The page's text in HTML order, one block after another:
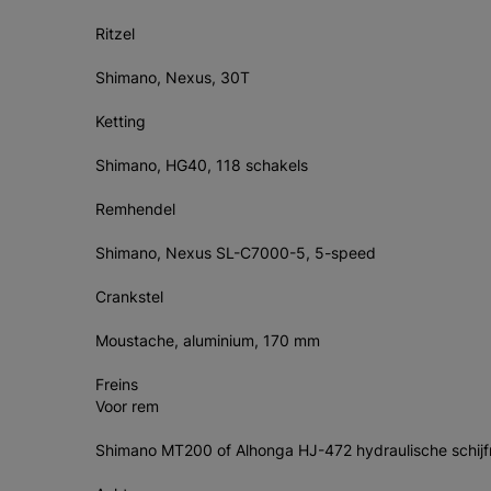
Ritzel
Shimano, Nexus, 30T
Ketting
Shimano, HG40, 118 schakels
Remhendel
Shimano, Nexus SL-C7000-5, 5-speed
Crankstel
Moustache, aluminium, 170 mm
Freins
Voor rem
Shimano MT200 of Alhonga HJ-472 hydraulische